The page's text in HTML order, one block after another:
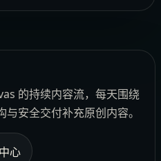
的持续内容流，每天围绕
安全交付补充原创内容。
心